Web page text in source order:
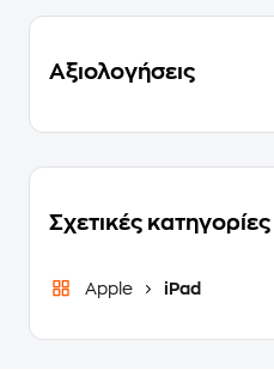
Αξιολογήσεις
Σχετικές κατηγορίες
Apple iPad